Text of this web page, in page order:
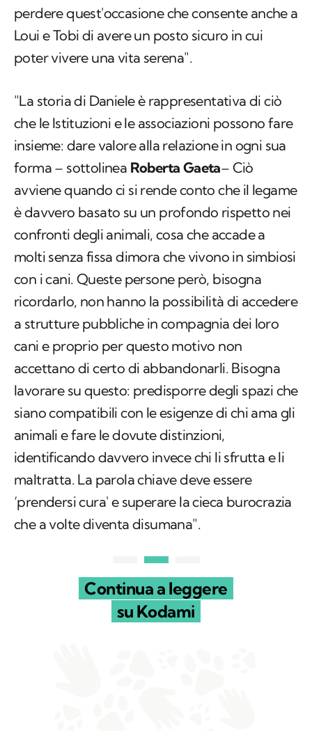
perdere quest'occasione che consente anche a
Loui e Tobi di avere un posto sicuro in cui
poter vivere una vita serena".
"La storia di Daniele è rappresentativa di ciò
che le Istituzioni e le associazioni possono fare
insieme: dare valore alla relazione in ogni sua
forma – sottolinea Roberta Gaeta– Ciò
avviene quando ci si rende conto che il legame
è davvero basato su un profondo rispetto nei
confronti degli animali, cosa che accade a
molti senza fissa dimora che vivono in simbiosi
con i cani. Queste persone però, bisogna
ricordarlo, non hanno la possibilità di accedere
a strutture pubbliche in compagnia dei loro
cani e proprio per questo motivo non
accettano di certo di abbandonarli. Bisogna
lavorare su questo: predisporre degli spazi che
siano compatibili con le esigenze di chi ama gli
animali e fare le dovute distinzioni,
identificando davvero invece chi li sfrutta e li
maltratta. La parola chiave deve essere
‘prendersi cura' e superare la cieca burocrazia
che a volte diventa disumana".
Continua a leggere
su Kodami